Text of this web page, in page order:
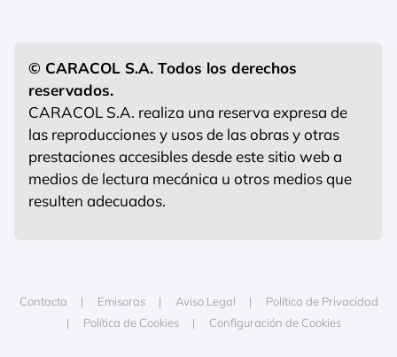
© CARACOL S.A. Todos los derechos
reservados.
CARACOL S.A. realiza una reserva expresa de
las reproducciones y usos de las obras y otras
prestaciones accesibles desde este sitio web a
medios de lectura mecánica u otros medios que
resulten adecuados.
Contacta Emisoras Aviso Legal
Política de Privacidad
Política de Cookies
Configuración de Cookies